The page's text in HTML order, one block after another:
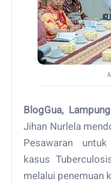
BlogGua, Lampung
Jihan Nurlela
Pesawaran
kasus
melalui penemuan